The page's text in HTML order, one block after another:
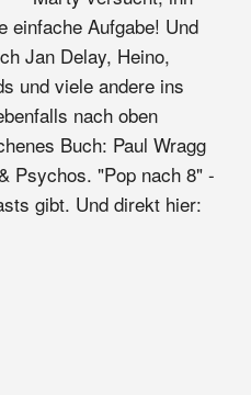
einfache Aufgabe! Und
Jan Delay, Heino,
und viele andere ins
nach oben
Buch: Paul Wragg
Psychos. "Pop nach 8" -
gibt. Und direkt hier: